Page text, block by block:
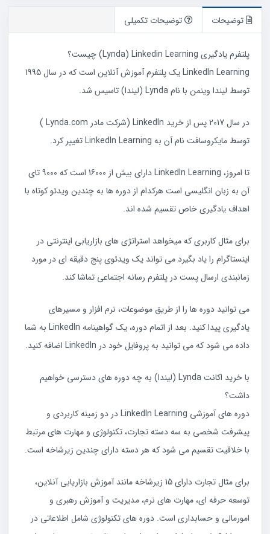
توضیحات توضیحات تکمیلی
پلتفرم یادگیری Lynda) Linkedin Learning) چیست؟
LinkedIn Learning یک پلتفرم آموزش آنلاین است که در سال 1995
توسط لیندا وینمن با نام Lynda (لیندا) تاسیس شد.
در سال 2017 پس از خرید LinkedIn (شرکت مادر Lynda.com )
توسط مایکروسافت نام آن به LinkedIn Learning تغییر کرد.
تا امروز، LinkedIn Learning دارای بیش از 16000 است که 9000 تای
آن به زبان انگلیسی است هرکدام از دوره ها به چندین ویدئو کوتاه با
اهداف یادگیری خاص تقسیم شده اند.
برای مثال کاربری که میخواهد استراتژی های بازاریابی اینترنتی در
اینستاگرام را یاد بگیرد می تواند یک ویدئوی پنج دقیقه ای در مورد
زمانبندی ارسال پست در پلتفرم رسانه اجتماعی تماشا کند.
می توانید دوره ها را از طریق موضوعات، نرم افزار و مسیرهای
یادگیری پیدا کنید. بعد از اتمام دوره، یک گواهینامه LinkedIn به شما
داده می شود که می توانید به پروفایل خود در LinkedIn اضافه کنید.
با خرید اکانت Lynda (لیندا) به چه دوره های دسترسی خواهیم
داشت؟
دوره های آموزشی LinkedIn Learning در دو زمینه کاربردی و
پیشرفت شخصی به سه دسته تجارت، تکنولوژی و مهارت های مرتبط
با خلاقیت تقسیم می شود که هر دسته دارای چندین زیرشاخه است.
برای مثال تجارت دارای 15 زیرشاخه مانند آموزش بازاریابی آنلاین،
توسعه حرفه ای، مهارت های نرم، مدیریت و آموزش رهبری و
امورمالی و حسابداری است. دوره های تکنولوژی شامل اطلاعاتی در